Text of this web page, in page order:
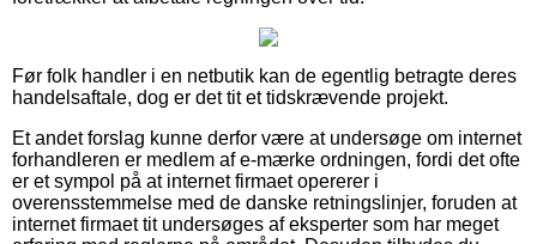
Før folk handler i en netbutik kan de egentlig betragte deres
handelsaftale, dog er det tit et tidskrævende projekt.
Et andet forslag kunne derfor være at undersøge om internet
forhandleren er medlem af e-mærke ordningen, fordi det ofte
er et sympol på at internet firmaet opererer i
overensstemmelse med de danske retningslinjer, foruden at
internet firmaet tit undersøges af eksperter som har meget